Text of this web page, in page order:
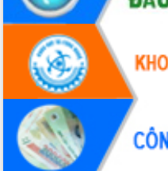
Đắk Lắk: Tôn vinh 46 giải pháp tại Hội
thi Sáng tạo Kỹ thuật 2024 - 2025
Đắk Lắk rà soát, điều chỉnh Đề án 190
về phát triển nuôi trồng thủy sản
Phó Chủ tịch UBND tỉnh Đắk Lắk
Trương Công Thái kiểm tra thực địa
Dự án cao tốc Khánh Hòa - Buôn Ma
Thuột
Định vị cà phê Việt Nam như một “di
sản sống” trong dòng chảy toàn cầu